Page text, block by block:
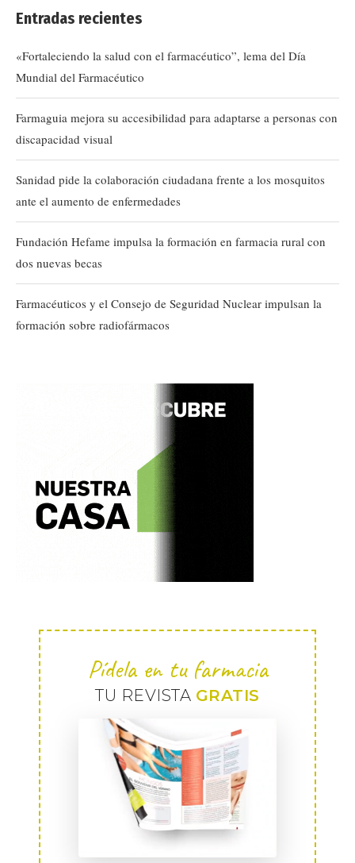
Entradas recientes
«Fortaleciendo la salud con el farmacéutico”, lema del Día
Mundial del Farmacéutico
Farmaguia mejora su accesibilidad para adaptarse a personas con
discapacidad visual
Sanidad pide la colaboración ciudadana frente a los mosquitos
ante el aumento de enfermedades
Fundación Hefame impulsa la formación en farmacia rural con
dos nuevas becas
Farmacéuticos y el Consejo de Seguridad Nuclear impulsan la
formación sobre radiofármacos
Pídela en tu farmacia
TU REVISTA GRATIS